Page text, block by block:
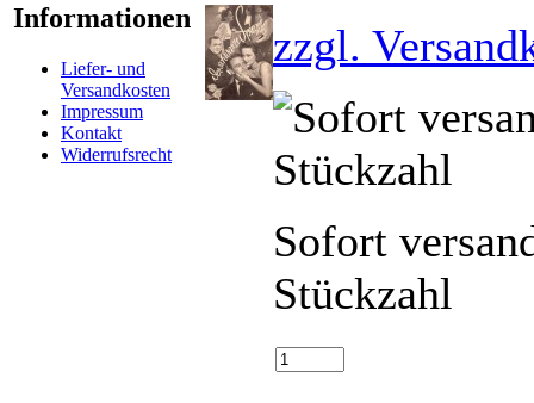
Informationen
Liefer- und
Versandkosten
Impressum
Kontakt
Widerrufsrecht
zzgl.
Sofort
Stückzahl